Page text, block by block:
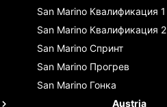
San Marino Квалификация 1
San Marino Квалификация 2
San Marino Спринт
San Marino Прогрев
San Marino Гонка
Austria